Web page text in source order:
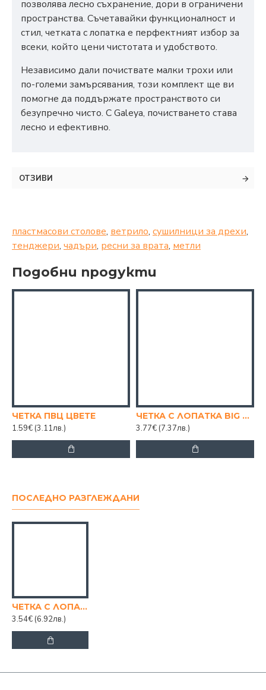
позволява лесно съхранение, дори в ограничени
пространства. Съчетавайки функционалност и
стил, четката с лопатка е перфектният избор за
всеки, който цени чистотата и удобството.
Независимо дали почиствате малки трохи или
по-големи замърсявания, този комплект ще ви
помогне да поддържате пространството си
безупречно чисто. С Galeya, почистването става
лесно и ефективно.
ОТЗИВИ
пластмасови столове, ветрило, сушилници за дрехи,
тенджери, чадъри, ресни за врата, метли
Подобни продукти
ЧЕТКА ПВЦ ЦВЕТЕ
1.59€ (3.11лв.)
ЧЕТКА С ЛОПАТКА BIG SET BG
3.77€ (7.37лв.)
ПОСЛЕДНО РАЗГЛЕЖДАНИ
ЧЕТКА С ЛОПАТКА ZAM 165
3.54€ (6.92лв.)